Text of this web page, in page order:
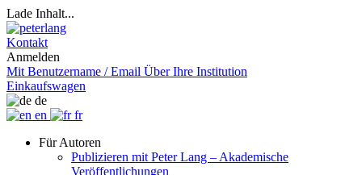
Lade Inhalt...
Kontakt
Anmelden
Mit Benutzername / Email Über Ihre Institution
Einkaufswagen
de
en
fr
Für Autoren
Publizieren mit Peter Lang – Akademische
Veröffentlichungen